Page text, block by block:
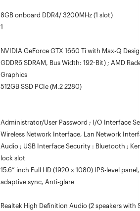
8GB onboard DDR4/ 3200MHz (1 slot)
1
NVIDIA GeForce GTX 1660 Ti with Max-Q
GDDR6 SDRAM, Bus Width: 192-Bit) ; AMD
Graphics
512GB SSD PCIe (M.2 2280)
Administrator/User Password ; I/O Interface
Wireless Network Interface, Lan Network
Audio ; USB Interface Security : Bluetooth ;
lock slot
15.6” inch Full HD (1920 x 1080) IPS-level
adaptive sync, Anti-glare
Realtek High Definition Audio (2 speakers with